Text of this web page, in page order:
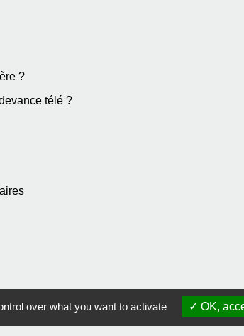
?
télé ?
Contact
over what you want to activate OK,